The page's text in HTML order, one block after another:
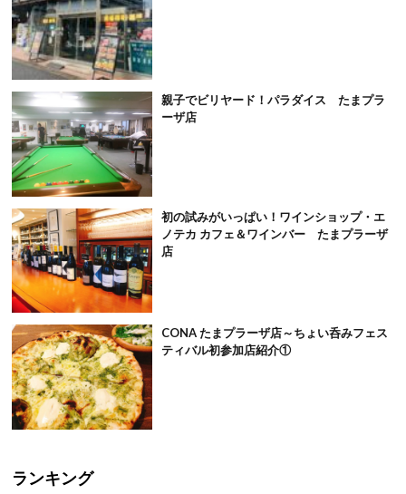
親子でビリヤード！パラダイス たまプラ
ーザ店
初の試みがいっぱい！ワインショップ・エ
ノテカ カフェ＆ワインバー たまプラーザ
店
CONA たまプラーザ店～ちょい呑みフェス
ティバル初参加店紹介①
ランキング